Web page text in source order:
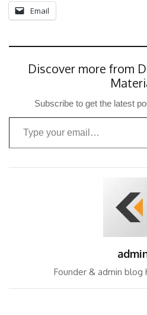
Email
Discover more from
Subscribe to get the latest
Type your email…
Founder & admin blog